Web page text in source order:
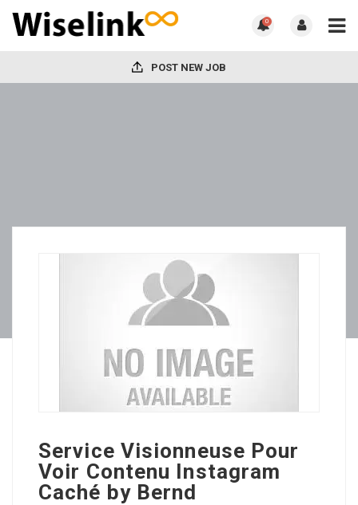
0
POST NEW JOB
Service Visionneuse Pour
Voir Contenu Instagram
Caché by Bernd